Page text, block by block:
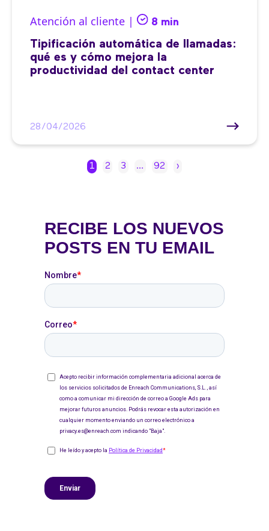
Atención al cliente | 8 min
Tipificación automática de llamadas:
qué es y cómo mejora la
productividad del contact center
28/04/2026
1 2 3 … 92 ›